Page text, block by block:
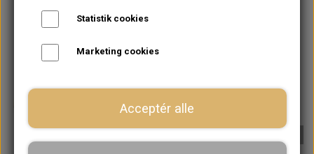
Statistik cookies
Marketing cookies
Acceptér alle